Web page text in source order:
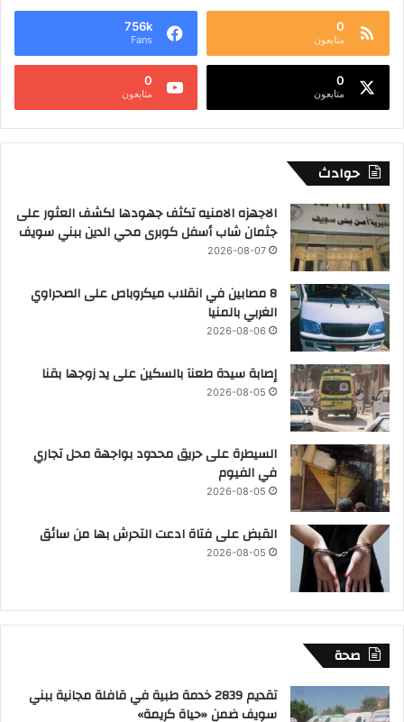
0
متابعون
756k
Fans
0
متابعون
0
متابعون
حوادث
الاجهزه الامنيه تكثف جهودها لكشف العثور على
جثمان شاب أسفل كوبرى محي الدين ببني سويف
2026-08-07
8 مصابين في انقلاب ميكروباص على الصحراوي
الغربي بالمنيا
2026-08-06
إصابة سيدة طعنآ بالسكين على يد زوجها بقنا
2026-08-05
السيطرة على حريق محدود بواجهة محل تجاري
في الفيوم
2026-08-05
القبض على فتاة ادعت التحرش بها من سائق
2026-08-05
صحة
تقديم 2839 خدمة طبية في قافلة مجانية ببني
سويف ضمن «حياة كريمة»